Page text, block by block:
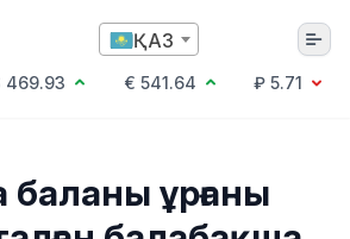
ҚАЗ
469.93 € 541.64
₽ 5.71
ұрғаны